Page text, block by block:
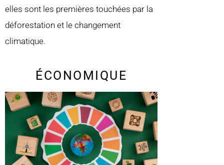
elles sont les premières touchées par la
déforestation et le changement
climatique.
ÉCONOMIQUE